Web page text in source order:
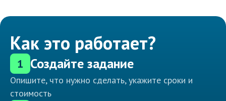
Как это работает?
1 Создайте задание
Опишите, что нужно сделать, укажите сроки и
стоимость